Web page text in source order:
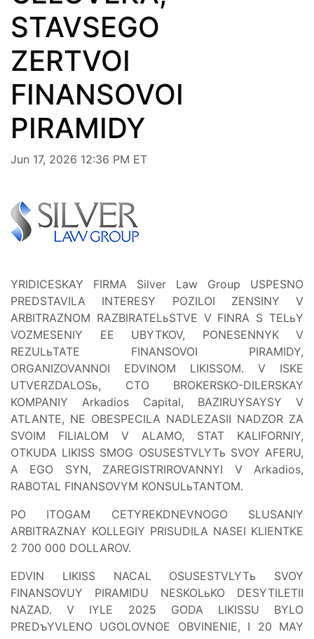
STAVSEGO
ZERTVOI
FINANSOVOI
PIRAMIDY
Jun 17, 2026 12:36 PM ET
YRIDICESKAY FIRMA Silver Law Group USPESNO
PREDSTAVILA INTERESY POZILOI ZENSINY V
ARBITRAZNOM RAZBIRATELьSTVE V FINRA S TELьY
VOZMESENIY EE UBYTKOV, PONESENNYK V
REZULьTATE FINANSOVOI PIRAMIDY,
ORGANIZOVANNOI EDVINOM LIKISSOM. V ISKE
UTVERZDALOSь, CTO BROKERSKO-DILERSKAY
KOMPANIY Arkadios Capital, BAZIRUYSAYSY V
ATLANTE, NE OBESPECILA NADLEZASII NADZOR ZA
SVOIM FILIALOM V ALAMO, STAT KALIFORNIY,
OTKUDA LIKISS SMOG OSUSESTVLYTь SVOY AFERU,
A EGO SYN, ZAREGISTRIROVANNYI V Arkadios,
RABOTAL FINANSOVYM KONSULьTANTOM.
PO ITOGAM CETYREKDNEVNOGO SLUSANIY
ARBITRAZNAY KOLLEGIY PRISUDILA NASEI KLIENTKE
2 700 000 DOLLAROV.
EDVIN LIKISS NACAL OSUSESTVLYTь SVOY
FINANSOVUY PIRAMIDU NESKOLьKO DESYTILETII
NAZAD. V IYLE 2025 GODA LIKISSU BYLO
PREDъYVLENO UGOLOVNOE OBVINENIE, I 20 MAY